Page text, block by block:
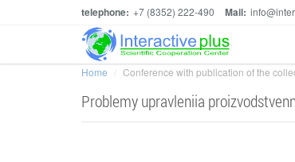
telephone: +7 (8352) 222-490 Mail:
Home Conference with publication of the
Problemy upravleniia